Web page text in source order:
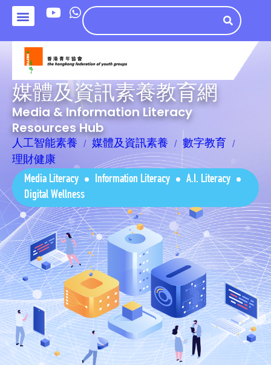
媒體及資訊素養教育網
Media & Information Literacy
Resources Hub
人工智能素養 媒體及資訊素養
數字教育
理財健康
Media Literacy Information Literacy
A.I. Literacy
Digital Wellness